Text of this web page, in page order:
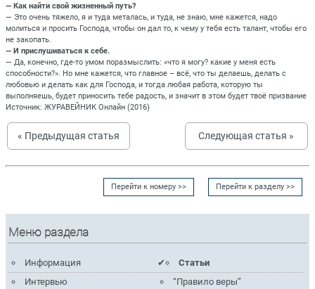
— Как найти свой жизненный путь?
— Это очень тяжело, я и туда металась, и туда, не знаю, мне кажется, надо
молиться и просить Господа, чтобы он дал то, к чему у тебя есть талант, чтобы его
не закопать.
— И прислушиваться к себе.
— Да, конечно, где-то умом поразмыслить: «что я могу? какие у меня есть
способности?». Но мне кажется, что главное – всё, что ты делаешь, делать с
любовью и делать как для Господа, и тогда любая работа, которую ты
выполняешь, будет приносить тебе радость, и значит в этом будет твоё призвание
Источник: ЖУРАВЕЙНИК Онлайн (2016)
« Предыдущая статья Следующая статья »
Перейти к разделу >>
Перейти к номеру >>
Меню раздела
Информация
Статьи
Интервью
“Правило веры”